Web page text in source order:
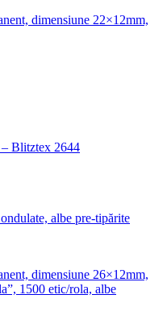
dimensiune 22×12mm,
– Blitztex 2644
dimensiune 26×12mm,
1500 etic/rola, albe